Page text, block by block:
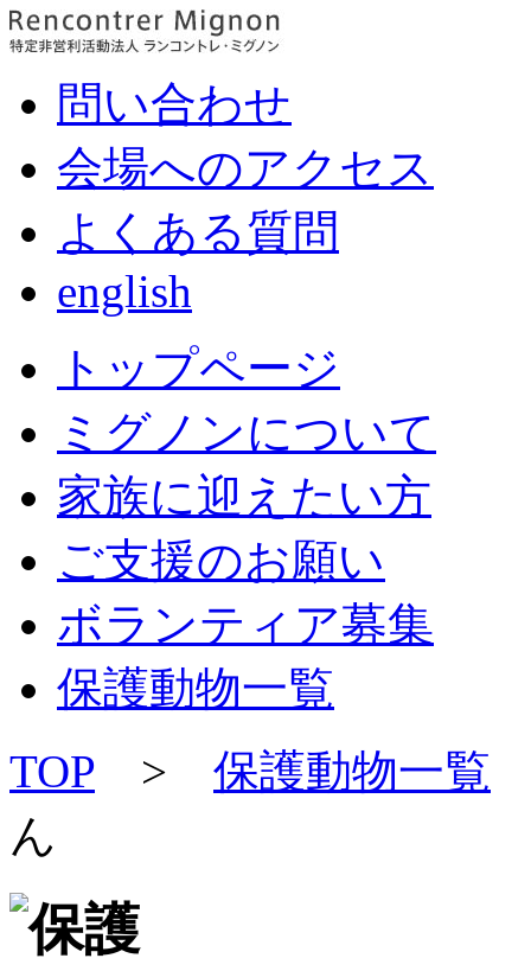
問い合わせ
会場へのアクセス
よくある質問
english
トップページ
ミグノンについて
家族に迎えたい方
ご支援のお願い
ボランティア募集
保護動物一覧
TOP > 保護動物一覧
ん